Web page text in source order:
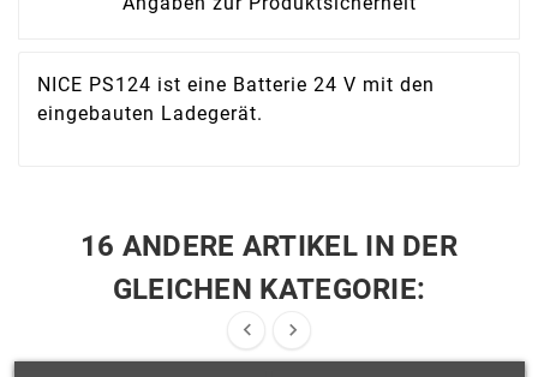
NICE PS124 ist eine Batterie 24 V mit den
eingebauten Ladegerät.
16 ANDERE ARTIKEL IN DER
GLEICHEN KATEGORIE:
 